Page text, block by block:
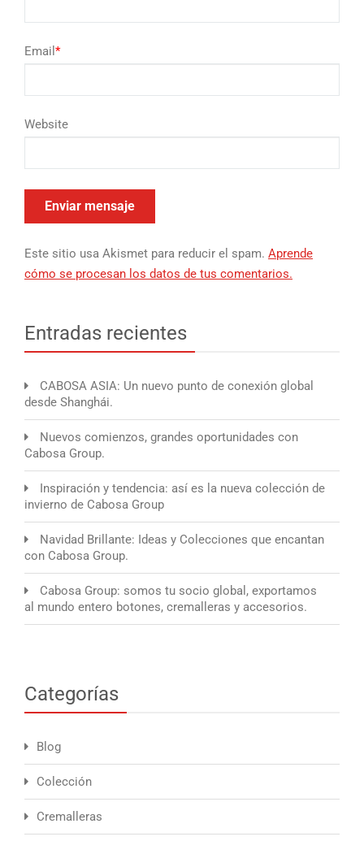
Email *
Website
Este sitio usa Akismet para reducir el spam. Aprende
cómo se procesan los datos de tus comentarios.
Entradas recientes
CABOSA ASIA: Un nuevo punto de conexión global
desde Shanghái.
Nuevos comienzos, grandes oportunidades con
Cabosa Group.
Inspiración y tendencia: así es la nueva colección de
invierno de Cabosa Group
Navidad Brillante: Ideas y Colecciones que encantan
con Cabosa Group.
Cabosa Group: somos tu socio global, exportamos
al mundo entero botones, cremalleras y accesorios.
Categorías
Blog
Colección
Cremalleras